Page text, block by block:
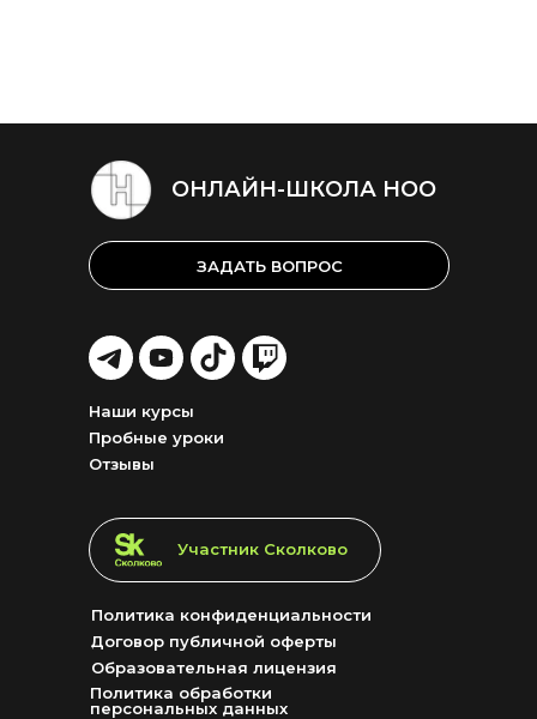
ОНЛАЙН-ШКОЛА НОО
LET'S
GO!
LET'S
GO!
LET'S
GO!
LET'S
GO!
Образовательная лицензия
Договор публичной оферты
Политика конфиденциальности
Отзывы
Пробные уроки
Наши курсы
ЗАДАТЬ ВОПРОС
Участник Сколково
LET'S GO!
Политика обработки
персональных данных